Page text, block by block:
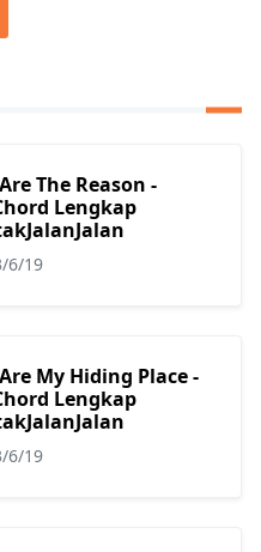
The Reason -
Lengkap
6/19
My Hiding Place -
Lengkap
6/19